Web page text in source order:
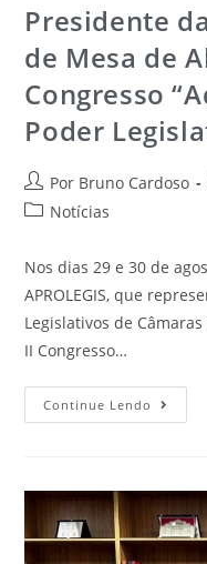
Presidente
de Mesa de
Congresso
Poder
Por Bruno Cardoso
Notícias
Nos dias 29 e 30 de
APROLEGIS, que
Legislativos de
II Congresso…
Continue Lendo